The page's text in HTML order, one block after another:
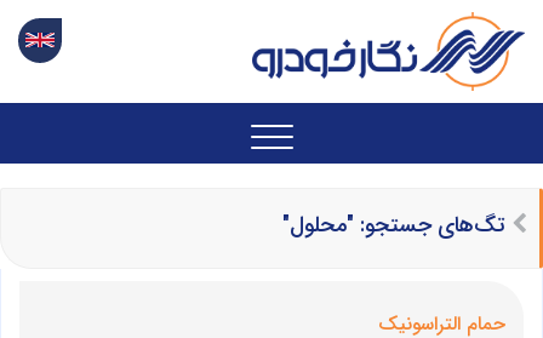
تگ‌های جستجو: "محلول"
حمام التراسونیک